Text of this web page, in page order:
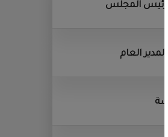
رئيس المجلس
المدير العام